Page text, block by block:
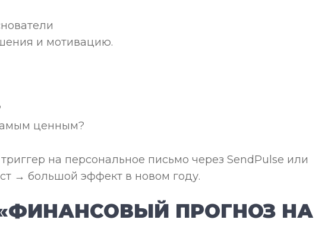
и мотивацию.
ценным?
на персональное письмо через SendPulse или
→ большой эффект в новом году.
ПРОГНОЗ НА